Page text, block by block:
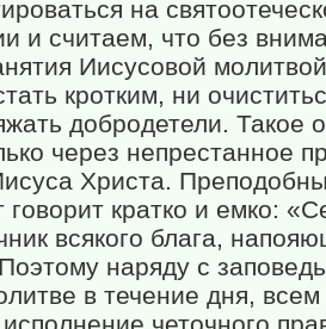
на
и считаем, что без
Иисусовой
кротким, ни
добродетели. Такое
через непрестанное
Христа.
говорит кратко и емко:
всякого блага,
наряду с
в течение дня,